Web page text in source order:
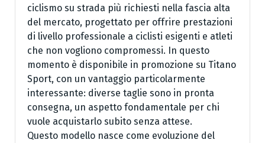
ciclismo su strada più richiesti nella fascia alta
del mercato, progettato per offrire prestazioni
di livello professionale a ciclisti esigenti e atleti
che non vogliono compromessi. In questo
momento è disponibile in promozione su Titano
Sport, con un vantaggio particolarmente
interessante: diverse taglie sono in pronta
consegna, un aspetto fondamentale per chi
vuole acquistarlo subito senza attese.
Questo modello nasce come evoluzione del